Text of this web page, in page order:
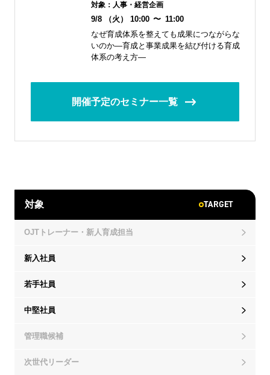
対象： 人事・経営企画
9/8 （火） 10:00 〜 11:00
なぜ育成体系を整えても成果につながらな
いのか―育成と事業成果を結び付ける育成
体系の考え方―
開催予定のセミナー一覧
対象 TARGET
OJTトレーナー・新人育成担当
新入社員
若手社員
中堅社員
管理職候補
次世代リーダー